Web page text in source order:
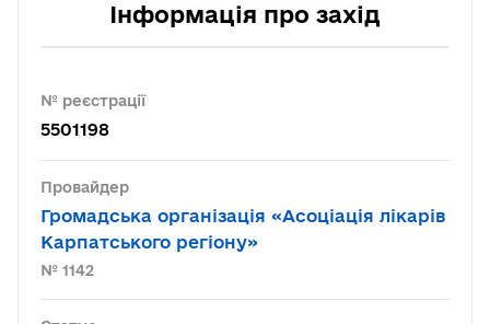
Інформація про захід
№ реєстрації
5501198
Провайдер
Громадська організація «Асоціація лікарів
Карпатського регіону»
№ 1142